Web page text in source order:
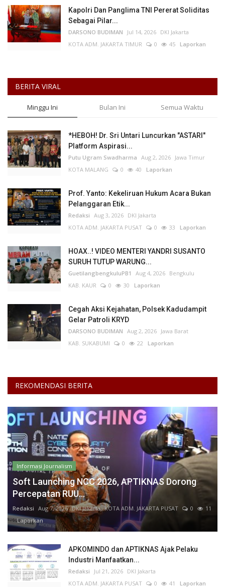
Kapolri Dan Panglima TNI Pererat Soliditas
Sebagai Pilar...
DARSONO BUDIMAN Jul 14, 2026 DKI Jakarta
KOTA ADM. JAKARTA TIMUR
0 45 Laporkan
BERITA VIRAL
Minggu Ini Bulan Ini Semua Waktu
*HEBOH! Dr. Sri Untari Luncurkan "ASTARI"
Platform Aspirasi...
Putu Ugram Swadharma Aug 2, 2026 Jawa Timur
KOTA MALANG
0 40 Laporkan
Prof. Yanto: Kekeliruan Hukum Acara Bukan
Pelanggaran Etik...
Redaksi Aug 3, 2026 DKI Jakarta
KOTA ADM. JAKARTA PUSAT
0 33 Laporkan
HOAX..! VIDEO MENTERI YANDRI SUSANTO
SURUH TUTUP WARUNG...
GuetilangbengkuluPB1 Aug 4, 2026 Bengkulu
KAB. KAUR
0 30 Laporkan
Cegah Aksi Kejahatan, Polsek Kadudampit
Gelar Patroli KRYD
DARSONO BUDIMAN Aug 2, 2026 Jawa Barat
KAB. SUKABUMI
0 22 Laporkan
REKOMENDASI BERITA
Informasi Journalism
Soft Launching NCC 2026, APTIKNAS Dorong
Percepatan RUU...
Redaksi Aug 7, 2026 DKI Jakarta KOTA ADM. JAKARTA PUSAT 0
11
Laporkan
APKOMINDO dan APTIKNAS Ajak Pelaku
Industri Manfaatkan...
Redaksi Jul 21, 2026 DKI Jakarta
KOTA ADM. JAKARTA PUSAT
0 41 Laporkan